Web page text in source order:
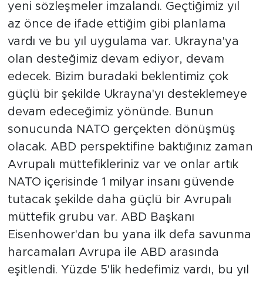
yeni sözleşmeler imzalandı. Geçtiğimiz yıl
az önce de ifade ettiğim gibi planlama
vardı ve bu yıl uygulama var. Ukrayna'ya
olan desteğimiz devam ediyor, devam
edecek. Bizim buradaki beklentimiz çok
güçlü bir şekilde Ukrayna'yı desteklemeye
devam edeceğimiz yönünde. Bunun
sonucunda NATO gerçekten dönüşmüş
olacak. ABD perspektifine baktığınız zaman
Avrupalı müttefikleriniz var ve onlar artık
NATO içerisinde 1 milyar insanı güvende
tutacak şekilde daha güçlü bir Avrupalı
müttefik grubu var. ABD Başkanı
Eisenhower'dan bu yana ilk defa savunma
harcamaları Avrupa ile ABD arasında
eşitlendi. Yüzde 5'lik hedefimiz vardı, bu yıl